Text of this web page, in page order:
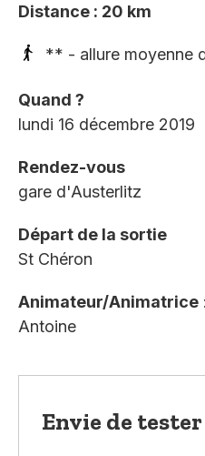
Distance : 20 km
** - allure moyenne
Quand ?
lundi 16 décembre 2019
Rendez-vous
gare d'Austerlitz
Départ de la sortie
St Chéron
Animateur/Animatrice
Antoine
Envie de